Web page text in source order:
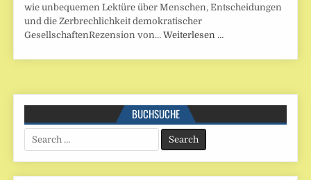
wie unbequemen Lektüre über Menschen, Entscheidungen
und die Zerbrechlichkeit demokratischer
GesellschaftenRezension von…Weiterlesen …
BUCHSUCHE
Search
for: